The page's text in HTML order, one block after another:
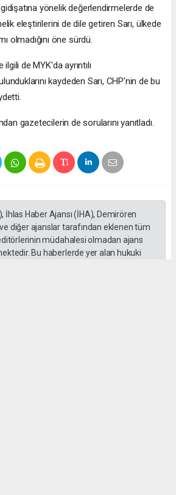
yönelik değerlendirmelerde de
eleştirilerini de dile getiren Sarı, ülkede
olmadığını öne sürdü.
de MYK'da ayrıntılı
kaydeden Sarı, CHP'nin de bu
gazetecilerin de sorularını yanıtladı.
İhlas Haber Ajansı (İHA), Demirören
ve diğer ajanslar tarafından eklenen tüm
müdahalesi olmadan ajans
Bu haberlerde yer alan hukuki